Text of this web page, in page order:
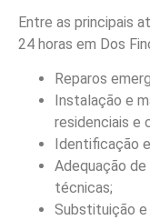
Entre as principais
24 horas em Dos
Reparos
Instalação e
residenciais e
Identificação
Adequação
técnicas;
Substituição